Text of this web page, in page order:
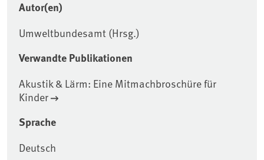
Autor(en)
Umweltbundesamt (Hrsg.)
Verwandte Publikationen
Akustik & Lärm: Eine Mitmachbroschüre für
Kinder
Sprache
Deutsch